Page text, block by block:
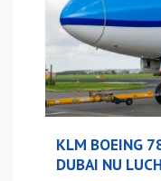
KLM BOEING
DUBAI NU